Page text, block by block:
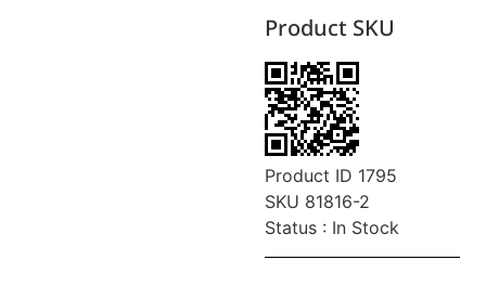
Product SKU
Product ID 1795
SKU 81816-2
Status : In Stock